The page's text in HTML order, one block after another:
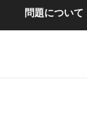
問題について